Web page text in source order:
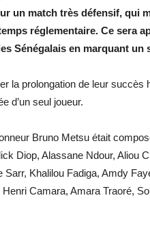
un match très défensif, qui
réglementaire. Ce sera
Sénégalais en marquant un
la prolongation de leur succès
d’un seul joueur.
Bruno Metsu était
Diop, Alassane Ndour, Aliou
Khalilou Fadiga, Amdy
Camara, Amara Traoré,